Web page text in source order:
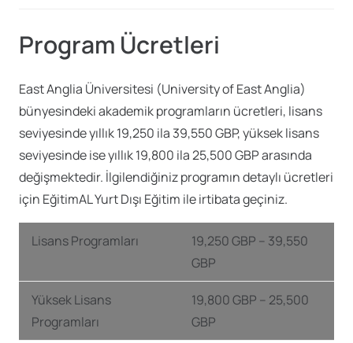
Program Ücretleri
East Anglia Üniversitesi (University of East Anglia)
bünyesindeki akademik programların ücretleri, lisans
seviyesinde yıllık 19,250 ila 39,550 GBP, yüksek lisans
seviyesinde ise yıllık 19,800 ila 25,500 GBP arasında
değişmektedir. İlgilendiğiniz programın detaylı ücretleri
için EğitimAL Yurt Dışı Eğitim ile irtibata geçiniz.
Lisans Programları
19,250 GBP – 39,550
GBP
Yüksek Lisans
Programları
19,800 GBP – 25,500
GBP